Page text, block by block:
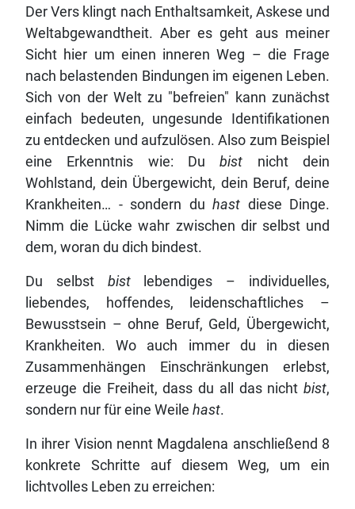
Der Vers klingt nach Enthaltsamkeit, Askese und
Weltabgewandtheit. Aber es geht aus meiner
Sicht hier um einen inneren Weg – die Frage
nach belastenden Bindungen im eigenen Leben.
Sich von der Welt zu "befreien" kann zunächst
einfach bedeuten, ungesunde Identifikationen
zu entdecken und aufzulösen. Also zum Beispiel
eine Erkenntnis wie: Dubist nicht dein
Wohlstand, dein Übergewicht, dein Beruf, deine
Krankheiten… - sondern du hast diese Dinge.
Nimm die Lücke wahr zwischen dir selbst und
dem, woran du dich bindest.
Du selbst bistlebendiges – individuelles,
liebendes, hoffendes, leidenschaftliches –
Bewusstsein – ohne Beruf, Geld, Übergewicht,
Krankheiten. Wo auch immer du in diesen
Zusammenhängen Einschränkungen erlebst,
erzeuge die Freiheit, dass du all das nicht bist,
sondern nur für eine Weile hast.
In ihrer Vision nennt Magdalena anschließend 8
konkrete Schritte auf diesem Weg, um ein
lichtvolles Leben zu erreichen: